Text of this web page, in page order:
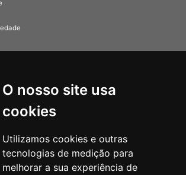
O nosso site usa
cookies
Utilizamos cookies e outras
tecnologias de medição para
melhorar a sua experiência de